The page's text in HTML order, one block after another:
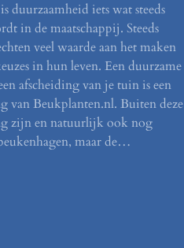
duurzaamheid iets wat steeds
in de maatschappij. Steeds
veel waarde aan het maken
in hun leven. Een duurzame
afscheiding van je tuin is een
van Beukplanten.nl. Buiten deze
zijn en natuurlijk ook nog
maar de…